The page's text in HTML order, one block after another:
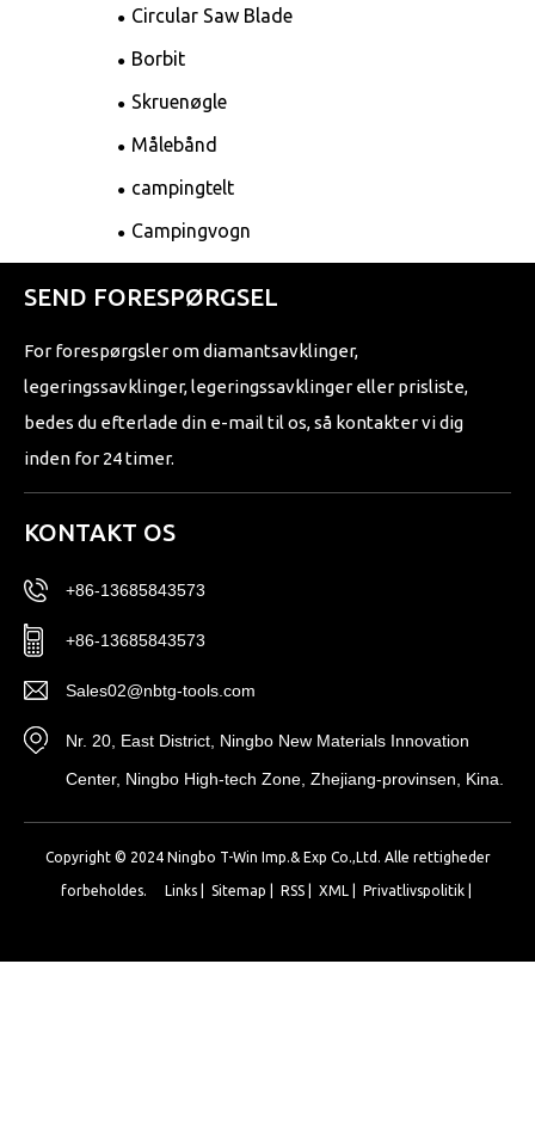
Circular Saw Blade
Borbit
Skruenøgle
Målebånd
campingtelt
Campingvogn
SEND FORESPØRGSEL
For forespørgsler om diamantsavklinger,
legeringssavklinger, legeringssavklinger eller prisliste,
bedes du efterlade din e-mail til os, så kontakter vi dig
inden for 24 timer.
KONTAKT OS
+86-13685843573
+86-13685843573
Sales02@nbtg-tools.com
Nr. 20, East District, Ningbo New Materials Innovation
Center, Ningbo High-tech Zone, Zhejiang-provinsen, Kina.
Copyright © 2024 Ningbo T-Win Imp.& Exp Co.,Ltd. Alle rettigheder
forbeholdes. Links| Sitemap RSS| XML Privatlivspolitik|